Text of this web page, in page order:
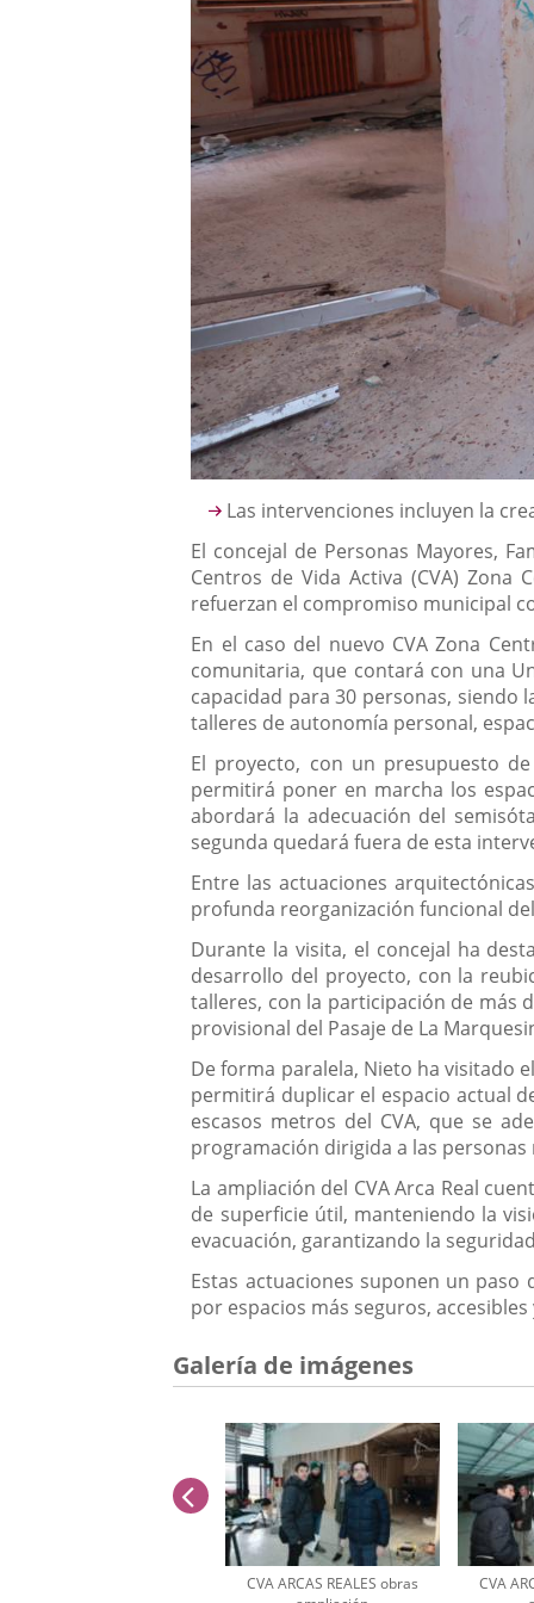
Descripción
Las intervenciones incluyen la
El concejal de Personas Mayores,
Centros de Vida Activa (CVA)
refuerzan el compromiso municipal
En el caso del nuevo CVA Zona
comunitaria, que contará con una
capacidad para 30 personas, siendo
talleres de autonomía personal,
El proyecto, con un presupuesto
permitirá poner en marcha los
abordará la adecuación del
segunda quedará fuera de esta
Entre las actuaciones
profunda reorganización funcional
Durante la visita, el concejal ha
desarrollo del proyecto, con la
talleres, con la participación de más
provisional del Pasaje de La
De forma paralela, Nieto ha visitado
permitirá duplicar el espacio actual
escasos metros del CVA, que se
programación dirigida a las
La ampliación del CVA Arca Real
de superficie útil, manteniendo la
evacuación, garantizando la
Estas actuaciones suponen un
por espacios más seguros,
Galería de imágenes
CVA ARCAS REALES obras
CVA
anterior